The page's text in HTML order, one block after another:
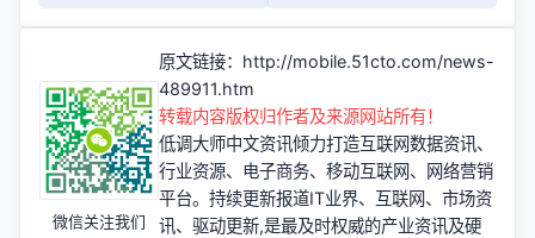
微信关注我们
原文链接： http://mobile.51cto.com/news-
489911.htm
转载内容版权归作者及来源网站所有！
低调大师中文资讯倾力打造互联网数据资讯、
行业资源、电子商务、移动互联网、网络营销
平台。持续更新报道IT业界、互联网、市场资
讯、驱动更新,是最及时权威的产业资讯及硬